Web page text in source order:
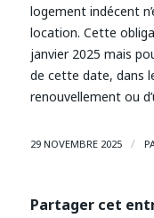
logement indécent
location. Cette
janvier 2025 mais
de cette date, dans
renouvellement ou
29 NOVEMBRE 2025 /
Partager cet